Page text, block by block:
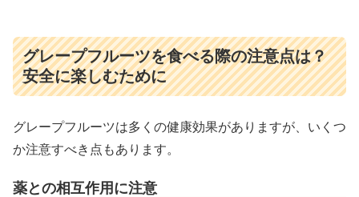
グレープフルーツを食べる際の注意点は？
安全に楽しむために
グレープフルーツは多くの健康効果がありますが、いくつ
か注意すべき点もあります。
薬との相互作用に注意